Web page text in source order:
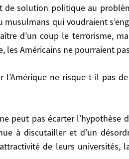
solution politique au
qui voudraient
d’un coup le terrorisme,
les Américains ne pourraient
à discutailler et d’un
de leurs
ne risque-t-il pas de la
la prédominante